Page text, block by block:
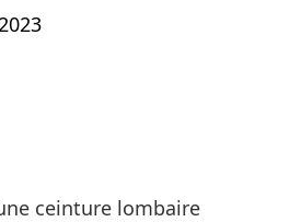
ceinture lombaire